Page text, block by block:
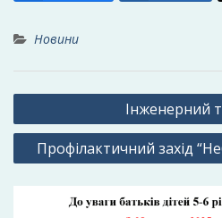
Новини
Навігація
записів
Інженерний
Профілактичний захід